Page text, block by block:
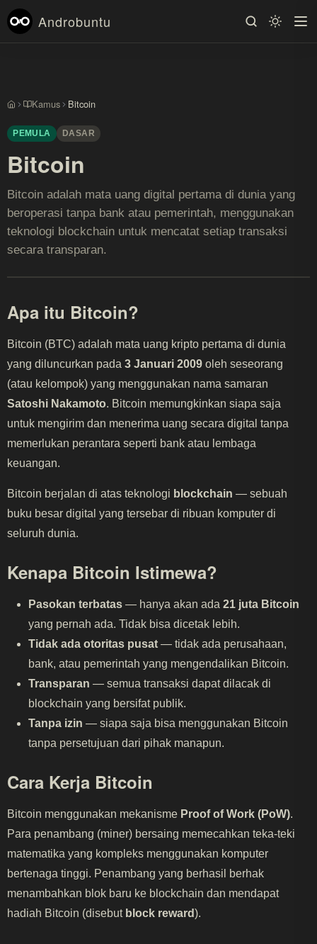
Androbuntu
BerandaKamus Bitcoin
PEMULA DASAR
Bitcoin
Bitcoin adalah mata uang digital pertama di dunia yang
beroperasi tanpa bank atau pemerintah, menggunakan
teknologi blockchain untuk mencatat setiap transaksi
secara transparan.
Apa itu Bitcoin?
Bitcoin (BTC) adalah mata uang kripto pertama di dunia
yang diluncurkan pada 3 Januari 2009 oleh seseorang
(atau kelompok) yang menggunakan nama samaran
Satoshi Nakamoto. Bitcoin memungkinkan siapa saja
untuk mengirim dan menerima uang secara digital tanpa
memerlukan perantara seperti bank atau lembaga
keuangan.
Bitcoin berjalan di atas teknologi blockchain — sebuah
buku besar digital yang tersebar di ribuan komputer di
seluruh dunia.
Kenapa Bitcoin Istimewa?
Pasokan terbatas — hanya akan ada 21 juta Bitcoin
yang pernah ada. Tidak bisa dicetak lebih.
Tidak ada otoritas pusat — tidak ada perusahaan,
bank, atau pemerintah yang mengendalikan Bitcoin.
Transparan — semua transaksi dapat dilacak di
blockchain yang bersifat publik.
Tanpa izin — siapa saja bisa menggunakan Bitcoin
tanpa persetujuan dari pihak manapun.
Cara Kerja Bitcoin
Bitcoin menggunakan mekanisme Proof of Work (PoW).
Para penambang (miner) bersaing memecahkan teka-teki
matematika yang kompleks menggunakan komputer
bertenaga tinggi. Penambang yang berhasil berhak
menambahkan blok baru ke blockchain dan mendapat
hadiah Bitcoin (disebut block reward).